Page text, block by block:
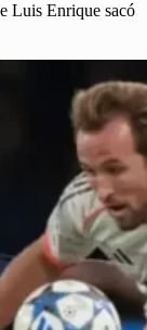
Luis Enrique sacó